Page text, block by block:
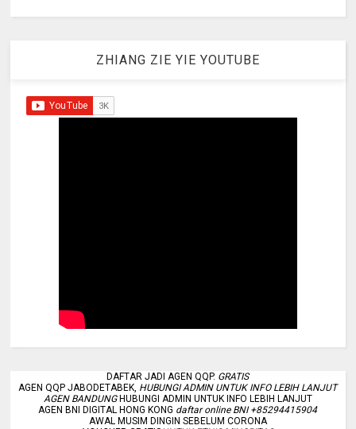
ZHIANG ZIE YIE YOUTUBE
DAFTAR JADI AGEN QQP. GRATIS
AGEN QQP JABODETABEK, HUBUNGI ADMIN UNTUK INFO LEBIH LANJUT
AGEN BANDUNGHUBUNGI ADMIN UNTUK INFO LEBIH LANJUT
AGEN BNI DIGITAL HONG KONG daftar online BNI +85294415904
AWAL MUSIM DINGIN SEBELUM CORONA